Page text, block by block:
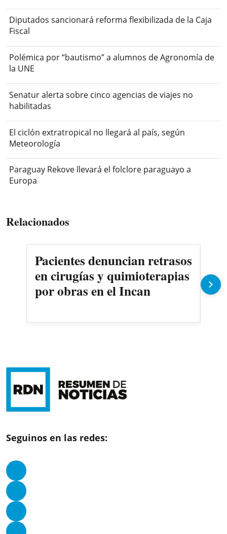
Diputados sancionará reforma flexibilizada de la Caja
Fiscal
Polémica por “bautismo” a alumnos de Agronomía de
la UNE
Senatur alerta sobre cinco agencias de viajes no
habilitadas
El ciclón extratropical no llegará al país, según
Meteorología
Paraguay Rekove llevará el folclore paraguayo a
Europa
Relacionados
Pacientes denuncian retrasos
en cirugías y quimioterapias
por obras en el Incan
Seguinos en las redes: